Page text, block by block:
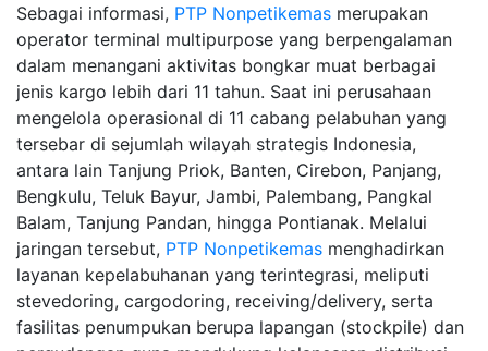
Sebagai informasi, PTP Nonpetikemas merupakan
operator terminal multipurpose yang berpengalaman
dalam menangani aktivitas bongkar muat berbagai
jenis kargo lebih dari 11 tahun. Saat ini perusahaan
mengelola operasional di 11 cabang pelabuhan yang
tersebar di sejumlah wilayah strategis Indonesia,
antara lain Tanjung Priok, Banten, Cirebon, Panjang,
Bengkulu, Teluk Bayur, Jambi, Palembang, Pangkal
Balam, Tanjung Pandan, hingga Pontianak. Melalui
jaringan tersebut, PTP Nonpetikemas menghadirkan
layanan kepelabuhanan yang terintegrasi, meliputi
stevedoring, cargodoring, receiving/delivery, serta
fasilitas penumpukan berupa lapangan (stockpile) dan